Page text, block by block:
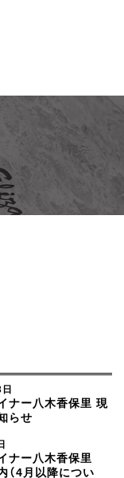
ナー八木香保里 現
らせ
ナー八木香保里
（4月以降につい